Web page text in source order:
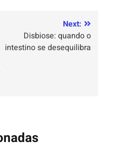
Next:
Disbiose: quando o
intestino se desequilibra